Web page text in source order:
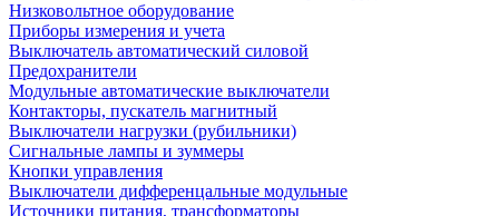
Низковольтное оборудование
Приборы измерения и учета
Выключатель автоматический силовой
Предохранители
Модульные автоматические выключатели
Контакторы, пускатель магнитный
Выключатели нагрузки (рубильники)
Сигнальные лампы и зуммеры
Кнопки управления
Выключатели дифференцальные модульные
Источники питания, трансформаторы